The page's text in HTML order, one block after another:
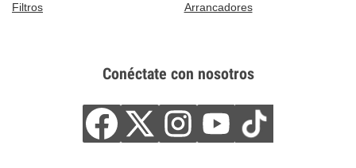
Filtros
Arrancadores
Conéctate con nosotros